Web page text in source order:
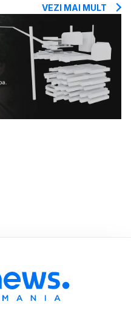
VEZI MAI MULT